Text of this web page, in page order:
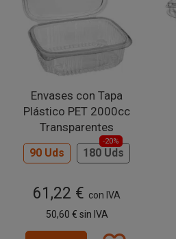
Envases con Tapa
Plástico PET 2000cc
Transparentes
90 Uds 180 Uds
-20%
61,22 € con IVA
50,60 € sin IVA